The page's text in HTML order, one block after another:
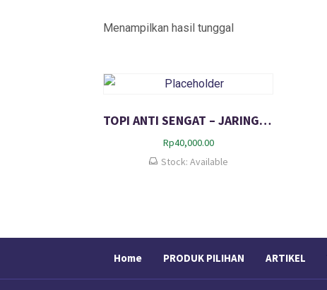
Menampilkan hasil tunggal
TOPI ANTI SENGAT – JARING PELINDUNG WAJAH DARI SERANGGA / LEBAH
Rp40,000.00
Stock: Available
Home PRODUK PILIHAN ARTIKEL